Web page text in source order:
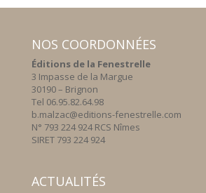
NOS COORDONNÉES
Éditions de la Fenestrelle
3 Impasse de la Margue
30190 – Brignon
Tel 06.95.82.64.98
b.malzac@editions-fenestrelle.com
N° 793 224 924 RCS Nîmes
SIRET 793 224 924
ACTUALITÉS